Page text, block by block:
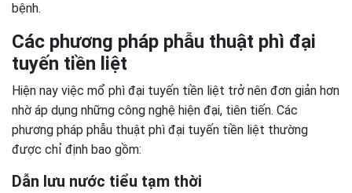
bệnh.
Các phương pháp phẫu thuật phì đại
tuyến tiền liệt
Hiện nay việc mổ phì đại tuyến tiền liệt trở nên đơn giản hơn
nhờ áp dụng những công nghệ hiện đại, tiên tiến. Các
phương pháp phẫu thuật phì đại tuyến tiền liệt thường
được chỉ định bao gồm:
Dẫn lưu nước tiểu tạm thời